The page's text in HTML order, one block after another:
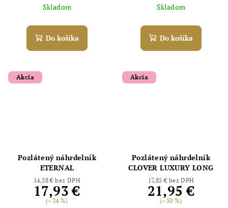
Skladom
Do košíka
Skladom
Do košíka
Akcia
Pozlátený náhrdelník
ETERNAL
14,58 € bez DPH
17,93 €
(–24 %)
Akcia
Pozlátený náhrdelník
CLOVER LUXURY LONG
17,85 € bez DPH
21,95 €
(–50 %)